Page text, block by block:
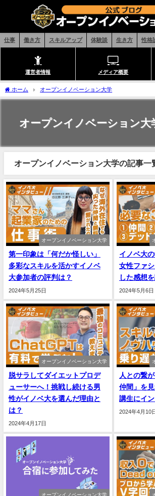
仕事 働き方 スキルアップ 体験談 生き方 性格
運営者情報 メディア概要
ホーム オープンイノベーション大学
オープンイノベーション大
オープンイノベーション大学の記事一
オープンイノベーション大学
第一印象は「何だか怪しい」
多彩なスキルを活かすイノベ
大参加者の評判は？
2024年5月25日
イノベ大
女性ファ
した感想
2024年5月6日
オープンイノベーション大学
脱サラしてダイエットプロデ
ューサーへ！挑戦し続ける男
性がイノベ大を選んだ理由と
は？
2024年4月17日
人との繋
仲間」を
講生にイ
2024年4月10
オープンイノベーション大学